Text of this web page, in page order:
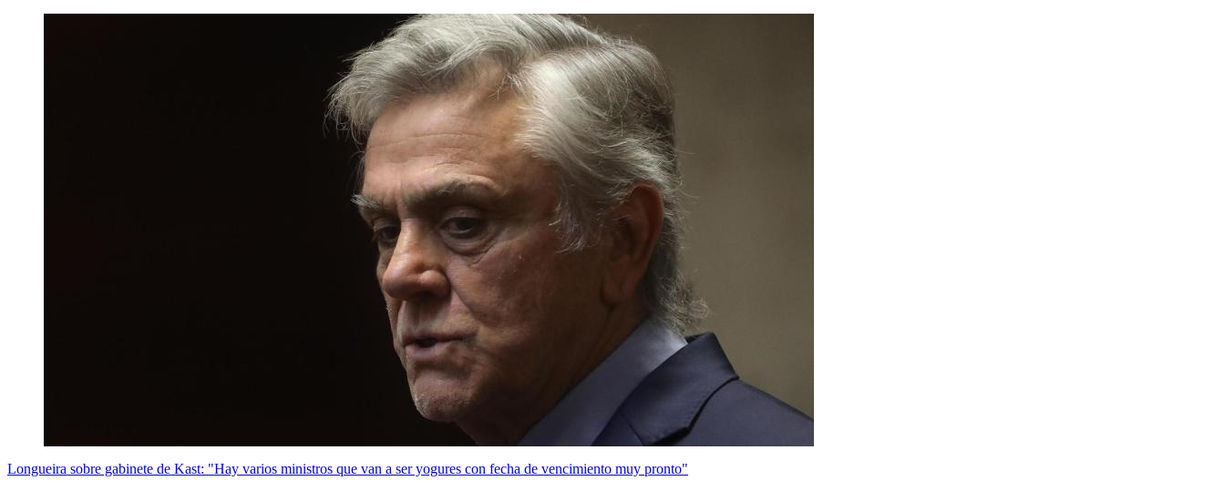
Longueira sobre gabinete de Kast: "Hay varios ministros que van a ser yogures con fecha de vencimiento muy pronto"